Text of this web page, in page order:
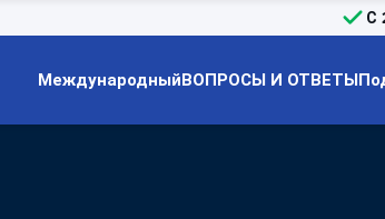
С
МеждународныйВОПРОСЫ И ОТВЕТЫ